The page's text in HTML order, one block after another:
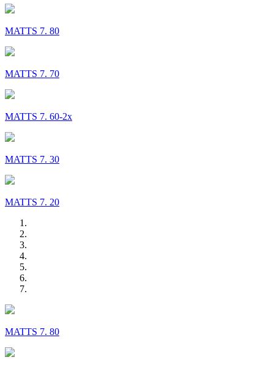
MATTS 7. 80
MATTS 7. 70
MATTS 7. 60-2x
MATTS 7. 30
MATTS 7. 20
MATTS 7. 80